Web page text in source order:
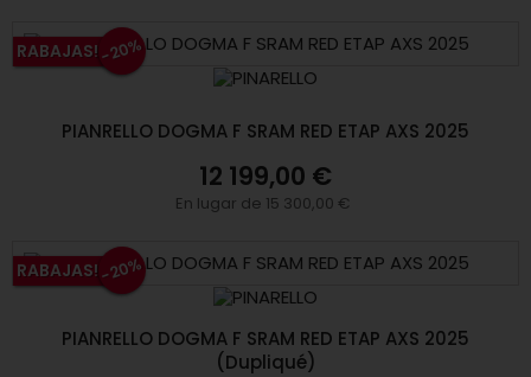
RABAJAS!-20%
PIANRELLO DOGMA F SRAM RED ETAP AXS 2025
12 199,00 €
En lugar de 15 300,00 €
RABAJAS!-20%
PIANRELLO DOGMA F SRAM RED ETAP AXS 2025
(Dupliqué)